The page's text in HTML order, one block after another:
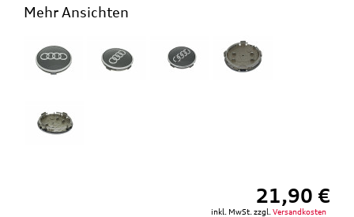
Mehr Ansichten
21,90 €
inkl. MwSt. zzgl. Versandkosten